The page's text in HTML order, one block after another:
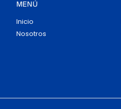
MENÚ
Inicio
Nosotros